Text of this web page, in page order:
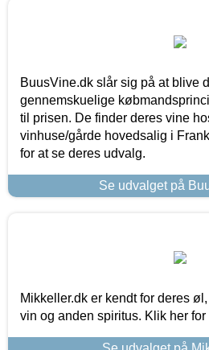
BuusVine.dk slår sig på at blive
gennemskuelige
til prisen. De finder deres vine
vinhuse/gårde hovedsalig i
for at se deres udvalg.
Se udvalget på
Mikkeller.dk er kendt for deres
vin og anden spiritus. Klik her